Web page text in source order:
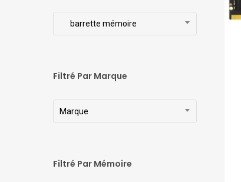
barrette mémoire
Filtré Par Marque
Marque
Filtré Par Mémoire